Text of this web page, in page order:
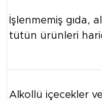
İşlenmemiş gıda,
tütün ürünleri
Alkollü içecekler